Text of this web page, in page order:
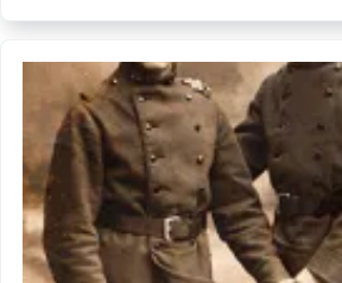
Baroeul
prison
allemande